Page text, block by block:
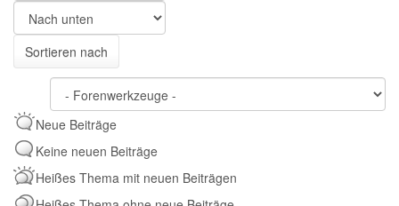
Sortieren
nach
Sortieren
nach
Sortieren nach
Neue Beiträge
Keine neuen Beiträge
Heißes Thema mit neuen Beiträgen